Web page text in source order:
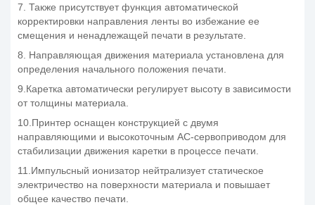
7. Также присутствует функция автоматической
корректировки направления ленты во избежание ее
смещения и ненадлежащей печати в результате.
8. Направляющая движения материала установлена для
определения начального положения печати.
9.Каретка автоматически регулирует высоту в зависимости
от толщины материала.
10.Принтер оснащен конструкцией с двумя
направляющими и высокоточным AC-сервоприводом для
стабилизации движения каретки в процессе печати.
11.Импульсный ионизатор нейтрализует статическое
электричество на поверхности материала и повышает
общее качество печати.